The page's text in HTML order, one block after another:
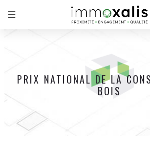
☰
PRIX NATIONAL DE LA
BOIS